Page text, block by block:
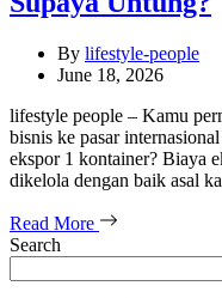
By lifestyle-people
June 18, 2026
lifestyle people – Kamu
bisnis ke pasar
ekspor 1 kontainer? Biaya
dikelola dengan baik asal
Read More
Search